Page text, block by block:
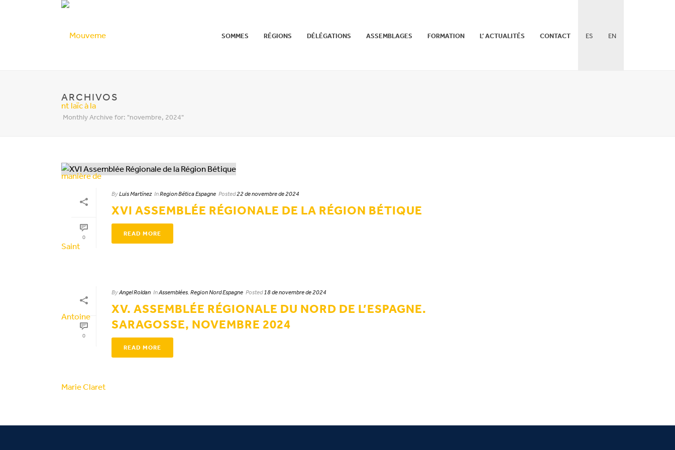
SOMMES RÉGIONS DÉLÉGATIONS ASSEMBLAGES FORMATION L’ ACTUALITÉS CONTACT ES EN
ARCHIVOS
Monthly Archive for: "novembre, 2024"
0
ByLuis Martínez InRegion Bética Espagne Posted22 de novembre de 2024
XVI ASSEMBLÉE RÉGIONALE DE LA RÉGION BÉTIQUE
READ MORE
0
ByAngel Roldan InAssemblées Region Nord Espagne Posted 18 de novembre de 2024
XV. ASSEMBLÉE RÉGIONALE DU NORD DE L’ESPAGNE.
SARAGOSSE, NOVEMBRE 2024
READ MORE